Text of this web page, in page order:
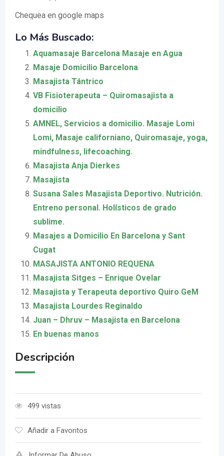
Chequea en google maps
Lo Más Buscado:
Aquamasaje Barcelona Masaje en Agua
Masaje Domicilio Barcelona
Masajista Tántrico
VB Fisioterapeuta – Quiromasajista a
domicilio
AMNEL, Servicios a domicilio. Masaje Lomi
Lomi, Masaje californiano, Quiromasaje, yoga,
mindfulness, lifecoaching.
Masajista Anja Dierkes
Masajista
Susana Sales Masajista Deportivo. Nutrición.
Entreno personal. Holísticos de grado
sublime.
Masajes a Domicilio En Barcelona y Sant
Cugat
MASAJISTA ANTONIO REQUENA
Masajista Sitges – Enrique Ovelar
Masajista y Terapeuta deportivo Quiro GeM
Masajista Lourdes Reginaldo
Juan – Dhruv – Masajista en Barcelona
En buenas manos
Descripción
499 vistas
Añadir a Favoritos